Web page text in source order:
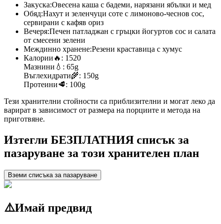
Закуска:Овесена каша с бадеми, нарязани ябълки и мед
Обяд:Нахут и зеленчуци соте с лимоново-чеснов сос,
сервирани с кафяв ориз
Вечеря:Печен патладжан с гръцки йогуртов сос и салата
от смесени зелени
Междинно хранене:Резени краставица с хумус
Калории 🔥: 1520
Мазнини 💧: 65g
Въглехидрати🌾: 150g
Протеини🥩: 100g
Тези хранителни стойности са приблизителни и могат леко да
варират в зависимост от размера на порциите и метода на
приготвяне.
Изтегли БЕЗПЛАТНИЯ списък за
пазаруване за този хранителен план
Вземи списъка за пазаруване
⚠️Имай предвид